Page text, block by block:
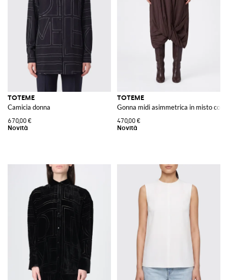
TOTEME
Camicia donna
670,00 €
TOTEME
Gonna midi asimmetrica in misto
470,00 €